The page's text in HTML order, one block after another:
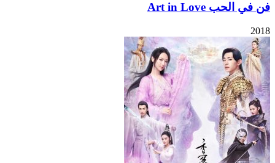
فن في الحب Art in Love
2018